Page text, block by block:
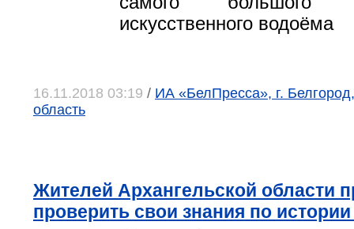
искусственного водоёма
16.11.2018 03:19 / ИА «БелПресса», г.
область
Жителей Архангельской области
проверить свои знания по